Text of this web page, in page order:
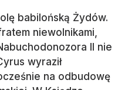
babilońską Żydów.
niewolnikami,
II nie
wyraził
na odbudowę